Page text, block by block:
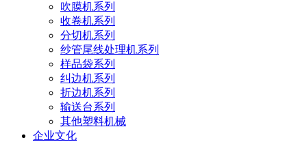
吹膜机系列
收卷机系列
分切机系列
纱管尾线处理机系列
样品袋系列
纠边机系列
折边机系列
输送台系列
其他塑料机械
企业文化